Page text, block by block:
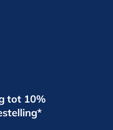
tot 10%